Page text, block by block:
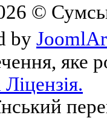
©
by
яке